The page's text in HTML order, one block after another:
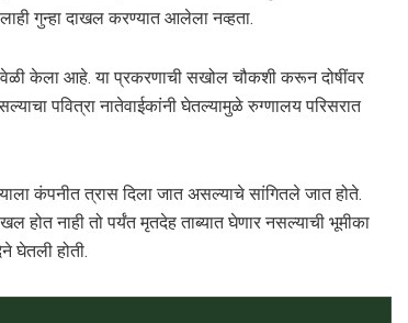
गुन्हा दाखल करण्यात आलेला नव्हता.
केला आहे. या प्रकरणाची सखोल चौकशी करून दोषींवर
पवित्रा नातेवाईकांनी घेतल्यामुळे रुग्णालय परिसरात
कंपनीत त्रास दिला जात असल्याचे सांगितले जात होते.
होत नाही तो पर्यंत मृतदेह ताब्यात घेणार नसल्याची भूमीका
घेतली होती.